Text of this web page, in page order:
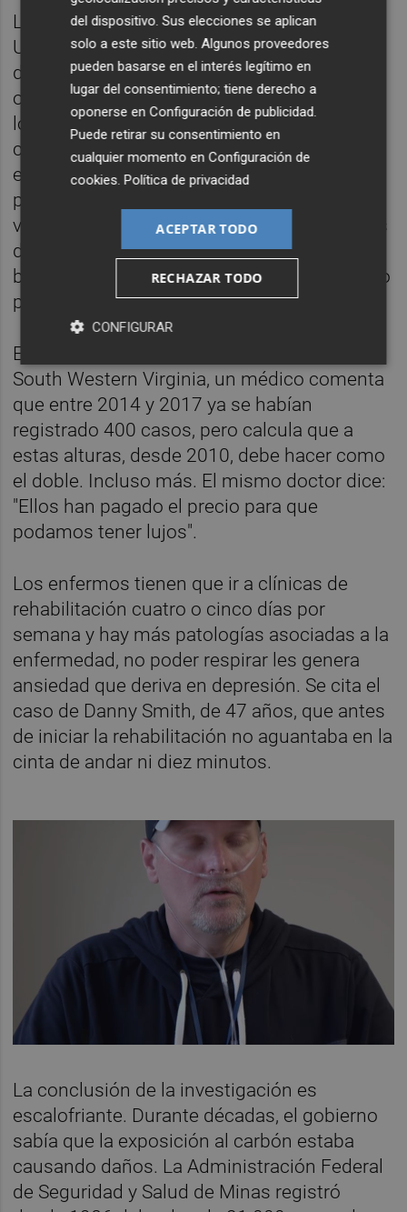
Los hallazgos de Frontline en Estados
Unidos, paradójicamente, no son muy
diferentes, aunque existieran durante años
organismos encargados de la seguridad de
los trabajadores. La investigación se inició
con la aparición sistemática de casos de la
enfermedad de los pulmones negros. En la
primera parte del documental, el periodista
visita a algunos afectados y sin trabajadores
de solo 4o o 50 años, ya enganchados a
botellas de oxígeno. Gente muy joven que no
puede dar dos pasos sin ahogarse.
En el hospital Stone Mountain Clinic, de
South Western Virginia, un médico comenta
que entre 2014 y 2017 ya se habían
registrado 400 casos, pero calcula que a
estas alturas, desde 2010, debe hacer como
el doble. Incluso más. El mismo doctor dice:
"Ellos han pagado el precio para que
podamos tener lujos".
Los enfermos tienen que ir a clínicas de
rehabilitación cuatro o cinco días por
semana y hay más patologías asociadas a la
enfermedad, no poder respirar les genera
ansiedad que deriva en depresión. Se cita el
caso de Danny Smith, de 47 años, que antes
de iniciar la rehabilitación no aguantaba en la
cinta de andar ni diez minutos.
La conclusión de la investigación es
escalofriante. Durante décadas, el gobierno
sabía que la exposición al carbón estaba
causando daños. La Administración Federal
de Seguridad y Salud de Minas registró
del dispositivo. Sus elecciones se aplican
solo a este sitio web. Algunos proveedores
pueden basarse en el interés legítimo en
lugar del consentimiento; tiene derecho a
oponerse enConfiguración de publicidad.
Puede retirar su consentimiento en
cualquier momento enConfiguración de
cookies.Política de privacidad
ACEPTAR TODO
RECHAZAR TODO
CONFIGURAR